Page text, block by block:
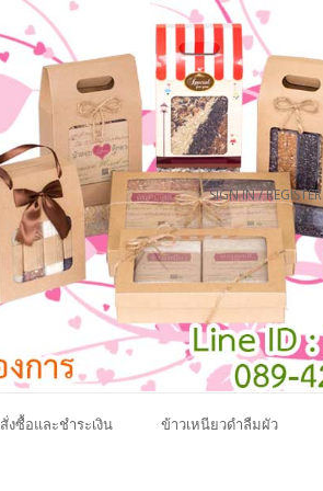
SIGN IN / REGISTER
สั่งซื้อและชำระเงิน ข้าวเหนียวดำลืมผัว